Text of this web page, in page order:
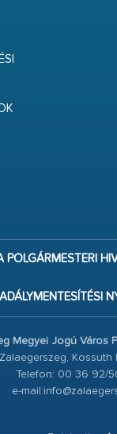
POLGÁRMESTERI
Megyei Jogú Város
Kossuth
Telefon: 00 36 92/
e-